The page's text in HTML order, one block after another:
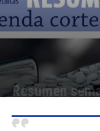
Resumen